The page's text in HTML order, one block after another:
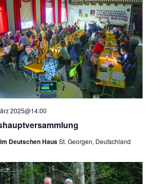
2025@14:00
Deutschen HausSt. Georgen, Deutschland